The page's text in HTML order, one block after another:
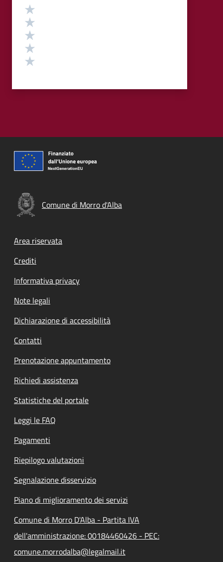
Valutazione
Comune di Morro d'Alba
Footer menu
Area riservata
Crediti
Informativa privacy
Note legali
Dichiarazione di accessibilità
Contatti
Prenotazione appuntamento
Richiedi assistenza
Statistiche del portale
Leggi le FAQ
Pagamenti
Riepilogo valutazioni
Segnalazione disservizio
Piano di miglioramento dei servizi
Comune di Morro D'Alba - Partita IVA
dell'amministrazione: 00184460426 - PEC:
comune.morrodalba@legalmail.it